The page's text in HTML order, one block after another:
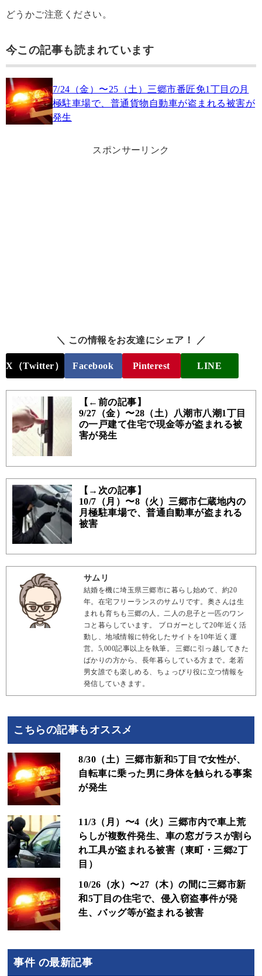
どうかご注意ください。
今この記事も読まれています
7/24（金）〜25（土）三郷市番匠免1丁目の月
極駐車場で、普通貨物自動車が盗まれる被害が
発生
スポンサーリンク
＼ この情報をお友達にシェア！ ／
X（Twitter） Facebook Pinterest LINE
【←前の記事】
9/27（金）〜28（土）八潮市八潮1丁目
の一戸建て住宅で現金等が盗まれる被
害が発生
【→次の記事】
10/7（月）〜8（火）三郷市仁蔵地内の
月極駐車場で、普通自動車が盗まれる
被害
サムリ
結婚を機に埼玉県三郷市に暮らし始めて、約20
年。在宅フリーランスのサムリです。奥さんは生
まれも育ちも三郷の人。二人の息子と一匹のワン
コと暮らしています。 ブロガーとして20年近く活
動し、地域情報に特化したサイトを10年近く運
営。5,000記事以上を執筆。 三郷に引っ越してきた
ばかりの方から、長年暮らしている方まで。老若
男女誰でも楽しめる、ちょっぴり役に立つ情報を
発信していきます。
こちらの記事もオススメ
8/30（土）三郷市新和5丁目で女性が、
自転車に乗った男に身体を触られる事案
が発生
11/3（月）〜4（火）三郷市内で車上荒
らしが複数件発生、車の窓ガラスが割ら
れ工具が盗まれる被害（東町・三郷2丁
目）
10/26（水）〜27（木）の間に三郷市新
和5丁目の住宅で、侵入窃盗事件が発
生、バッグ等が盗まれる被害
事件 の最新記事